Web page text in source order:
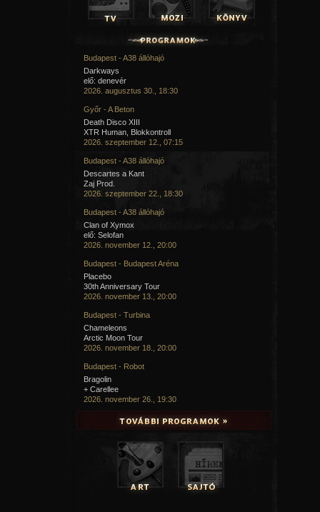
Budapest - A38 állóhajó
Darkways
elő: denevér
2026. augusztus 30., 18:30
Győr - A Beton
Death Disco XIII
XTR Human, Blokkontroll
2026. szeptember 12., 07:15
Budapest - A38 állóhajó
Descartes a Kant
Zaj Prod.
2026. szeptember 22., 18:30
Budapest - A38 állóhajó
Clan of Xymox
elő: Selofan
2026. november 12., 20:00
Budapest - Budapest Aréna
Placebo
30th Anniversary Tour
2026. november 13., 20:00
Budapest - Turbina
Chameleons
Arctic Moon Tour
2026. november 18., 20:00
Budapest - Robot
Bragolin
+ Carellee
2026. november 26., 19:30